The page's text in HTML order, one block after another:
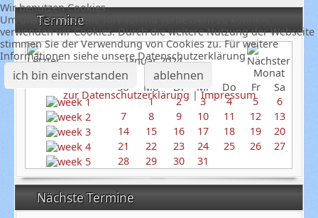
Termine
Januar 2024
So
Mo Di Mi Do Fr
Sa
1
2 3 4 5
6
7
8 9 10 11 12
13
14
15 16 17 18 19
20
21
22 23 24 25 26
27
28
29 30 31
Nächste Termine
Wir benutzen Cookies
Um unsere Webseite fortlaufend verbessern zu können,
verwenden wir Cookies. Durch die weitere Nutzung der Webseite
stimmen Sie der Verwendung von Cookies zu. Für weitere
Informationen siehe unsere Datenschutzerklärung
ich bin einverstanden ablehnen
zur Datenschutzerklärung |Impressum